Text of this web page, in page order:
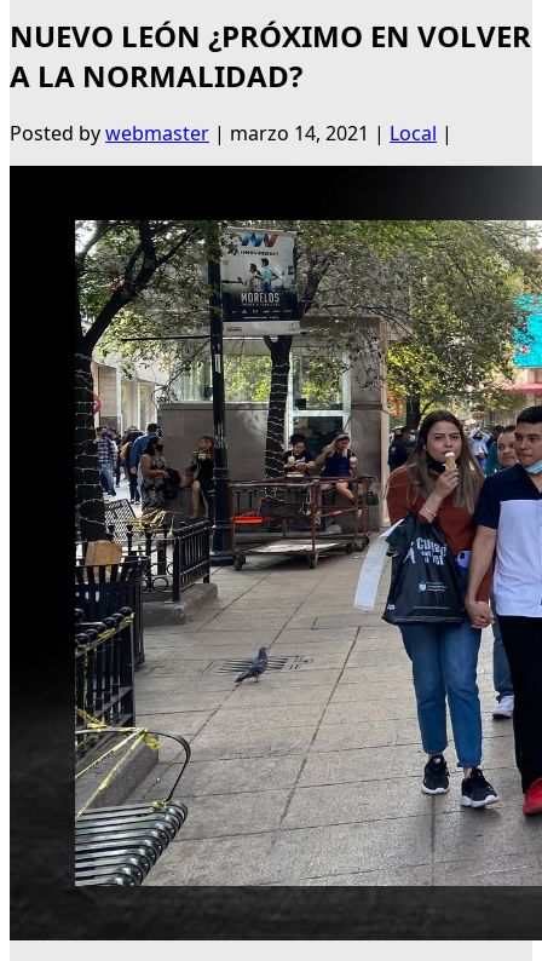
NUEVO LEÓN ¿PRÓXIMO EN VOLVER
A LA NORMALIDAD?
Posted bywebmaster | marzo 14, 2021 | Local |